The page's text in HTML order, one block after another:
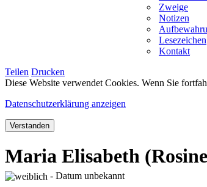
Zweige
Notizen
Lesezeichen
Kontakt
Teilen Drucken
Diese Website verwendet Cookies. Wenn Sie
Datenschutzerklärung anzeigen
Verstanden
Maria Elisabeth
- Datum unbekannt